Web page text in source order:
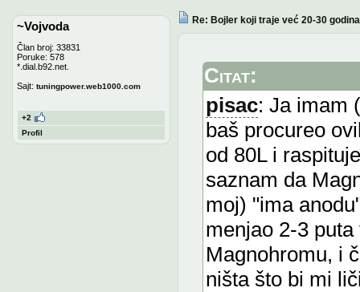
~Vojvoda
Član broj: 33831
Poruke: 578
*.dial.b92.net.
Sajt: tuningpower.web1000.com
+2
Profil
Re: Bojler koji traje već 20-30
Citat:
pisac: Ja imam
baš procureo
od 80L i
saznam da
moj) "ima
menjao 2-3
Magnohromu, i
ništa što bi mi